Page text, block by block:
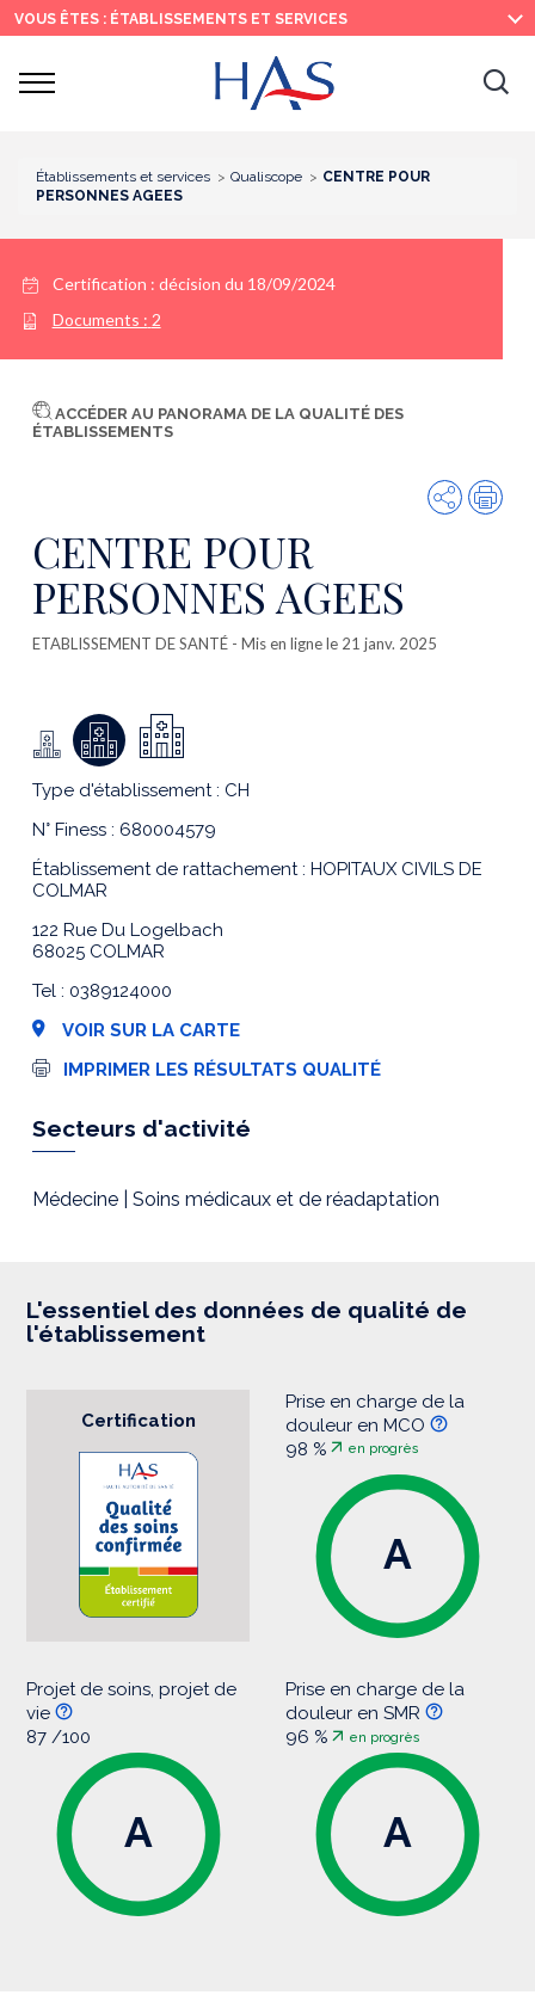
Recherche
Menu
principal
Contenu
principal
VOUS ÊTES : ÉTABLISSEMENTS ET SERVICES
Ouvrir
Établissements et services Qualiscope
CENTRE POUR
PERSONNES AGEES
Certification : décision du 18/09/2024
Documents : 2
ACCÉDER AU PANORAMA DE LA QUALITÉ DES
ÉTABLISSEMENTS
Partager
CENTRE POUR
PERSONNES AGEES
ETABLISSEMENT DE SANTÉ - Mis en ligne le 21 janv. 2025
Type d'établissement : CH
N° Finess : 680004579
Établissement de rattachement : HOPITAUX CIVILS DE
COLMAR
122 Rue Du Logelbach
68025 COLMAR
Tel : 0389124000
VOIR SUR LA CARTE
I
e
s
i
o
IMPRIMER LES RÉSULTATS QUALITÉ
Secteurs d'activité
Médecine | Soins médicaux et de réadaptation
L'essentiel des données de qualité de
l'établissement
Certification
Prise en charge de la
douleur en MCO
98 %
en progrès
A
Projet de soins, projet de
vie
87 /100
A
Prise en charge de la
douleur en SMR
96 %
en progrès
A